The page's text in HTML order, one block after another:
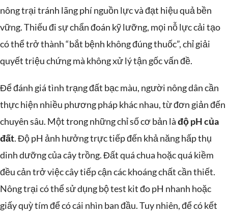
nông trại tránh lãng phí nguồn lực và đạt hiệu quả bền
vững. Thiếu đi sự chẩn đoán kỹ lưỡng, mọi nỗ lực cải tạo
có thể trở thành “bắt bệnh không đúng thuốc”, chỉ giải
quyết triệu chứng mà không xử lý tận gốc vấn đề.
Để đánh giá tình trạng đất bạc màu, người nông dân cần
thực hiện nhiều phương pháp khác nhau, từ đơn giản đến
chuyên sâu. Một trong những chỉ số cơ bản làđộ pH của
đất. Độ pH ảnh hưởng trực tiếp đến khả năng hấp thụ
dinh dưỡng của cây trồng. Đất quá chua hoặc quá kiềm
đều cản trở việc cây tiếp cận các khoáng chất cần thiết.
Nông trại có thể sử dụng bộ test kit đo pH nhanh hoặc
giấy quỳ tím để có cái nhìn ban đầu. Tuy nhiên, để có kết